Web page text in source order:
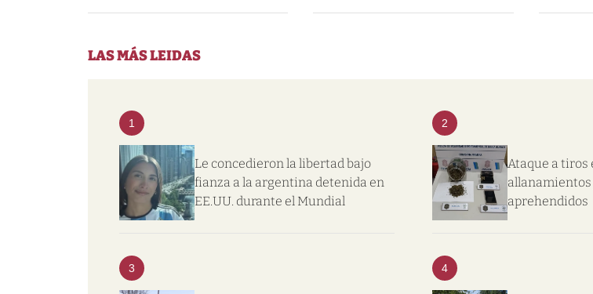
LAS MÁS LEIDAS
1
Le concedieron la libertad bajo
fianza a la argentina detenida en
EE.UU. durante el Mundial
2
Ataque a tiros
allanamientos
aprehendidos
3 4